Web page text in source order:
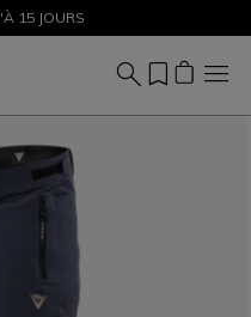
MAINTENANT
15 JOURS